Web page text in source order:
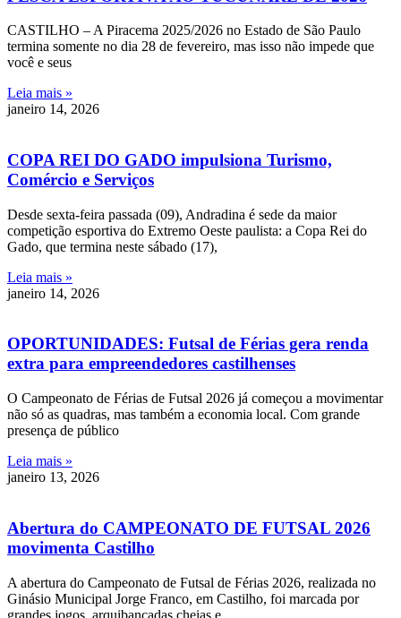
CASTILHO – A Piracema 2025/2026 no Estado de São Paulo
termina somente no dia 28 de fevereiro, mas isso não impede que
você e seus
Leia mais »
janeiro 14, 2026
COPA REI DO GADO impulsiona Turismo,
Comércio e Serviços
Desde sexta-feira passada (09), Andradina é sede da maior
competição esportiva do Extremo Oeste paulista: a Copa Rei do
Gado, que termina neste sábado (17),
Leia mais »
janeiro 14, 2026
OPORTUNIDADES: Futsal de Férias gera renda
extra para empreendedores castilhenses
O Campeonato de Férias de Futsal 2026 já começou a movimentar
não só as quadras, mas também a economia local. Com grande
presença de público
Leia mais »
janeiro 13, 2026
Abertura do CAMPEONATO DE FUTSAL 2026
movimenta Castilho
A abertura do Campeonato de Futsal de Férias 2026, realizada no
Ginásio Municipal Jorge Franco, em Castilho, foi marcada por
grandes jogos, arquibancadas cheias e